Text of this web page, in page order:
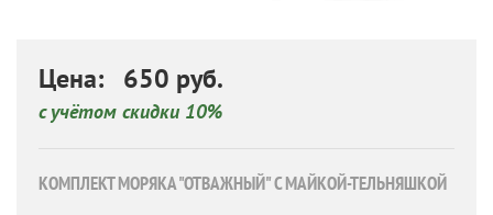
Цена: 650 руб.
с учётом скидки 10%
КОМПЛЕКТ МОРЯКА "ОТВАЖНЫЙ" С МАЙКОЙ-ТЕЛЬНЯШКОЙ